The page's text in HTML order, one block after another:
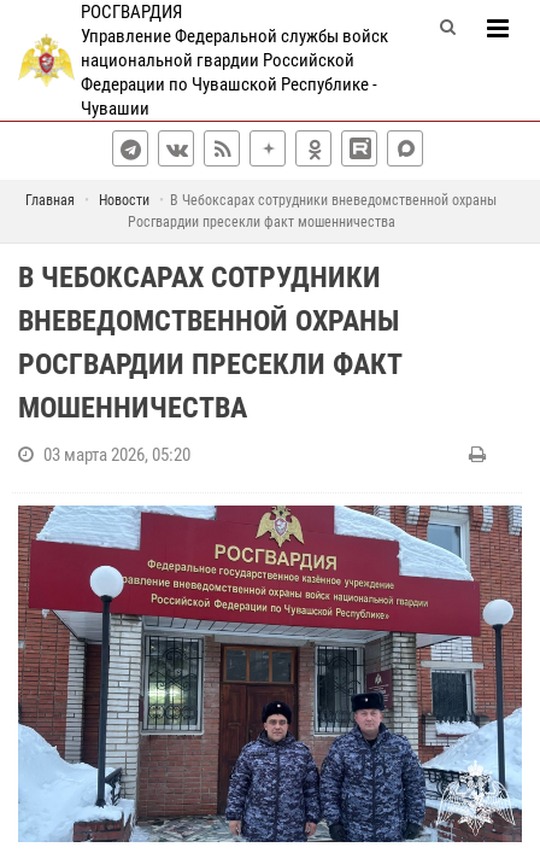
РОСГВАРДИЯ
Управление Федеральной службы войск
национальной гвардии Российской
Федерации по Чувашской Республике -
Чувашии
Главная Новости
В Чебоксарах сотрудники вневедомственной охраны
Росгвардии пресекли факт мошенничества
В ЧЕБОКСАРАХ СОТРУДНИКИ
ВНЕВЕДОМСТВЕННОЙ ОХРАНЫ
РОСГВАРДИИ ПРЕСЕКЛИ ФАКТ
МОШЕННИЧЕСТВА
03 марта 2026, 05:20